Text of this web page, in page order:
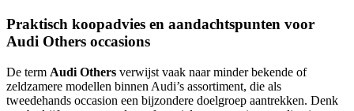
Praktisch koopadvies en aandachtspunten voor
Audi Others occasions
De term Audi Others verwijst vaak naar minder bekende of
zeldzamere modellen binnen Audi’s assortiment, die als
tweedehands occasion een bijzondere doelgroep aantrekken. Denk